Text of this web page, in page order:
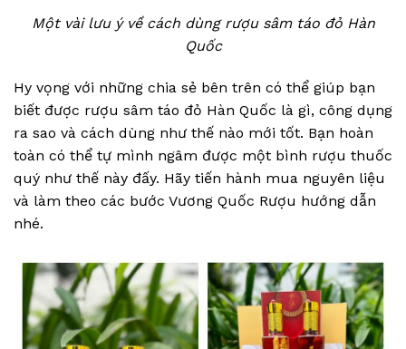
Một vài lưu ý về cách dùng rượu sâm táo đỏ Hàn
Quốc
Hy vọng với những chia sẻ bên trên có thể giúp bạn
biết được rượu sâm táo đỏ Hàn Quốc là gì, công dụng
ra sao và cách dùng như thế nào mới tốt. Bạn hoàn
toàn có thể tự mình ngâm được một bình rượu thuốc
quý như thế này đấy. Hãy tiến hành mua nguyên liệu
và làm theo các bước Vương Quốc Rượu hướng dẫn
nhé.